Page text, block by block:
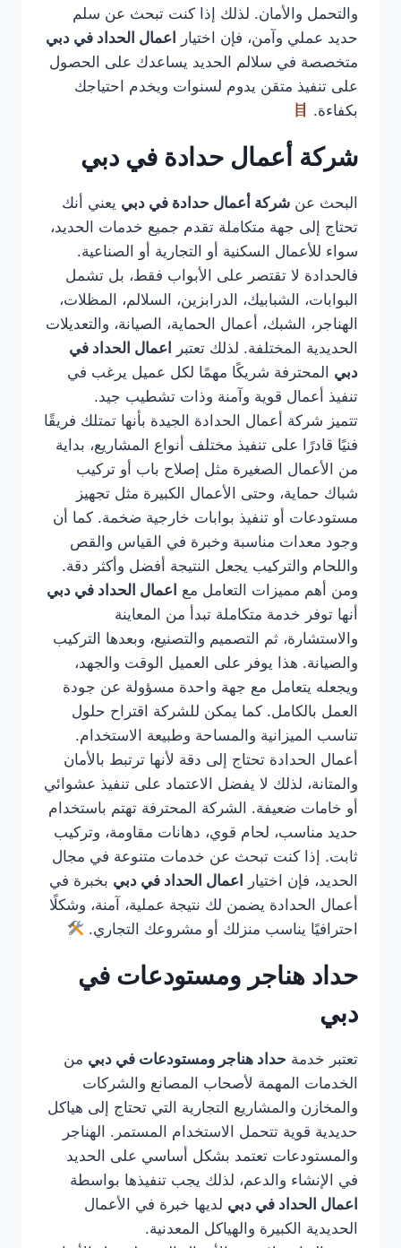
والتحمل والأمان. لذلك إذا كنت تبحث عن سلم
حديد عملي وآمن، فإن اختيار
اعمال الحداد في دبي
متخصصة في سلالم الحديد يساعدك على الحصول
على تنفيذ متقن يدوم لسنوات ويخدم احتياجك
بكفاءة.
شركة أعمال حدادة في دبي
البحث عن شركة أعمال حدادة في دبي يعني أنك
تحتاج إلى جهة متكاملة تقدم جميع خدمات الحديد،
سواء للأعمال السكنية أو التجارية أو الصناعية.
فالحدادة لا تقتصر على الأبواب فقط، بل تشمل
البوابات، الشبابيك، الدرابزين، السلالم، المظلات،
الهناجر، الشبك، أعمال الحماية، الصيانة، والتعديلات
الحديدية المختلفة. لذلك تعتبر
اعمال الحداد في
دبي المحترفة شريكًا مهمًا لكل عميل يرغب في
تنفيذ أعمال قوية وآمنة وذات تشطيب جيد.
تتميز شركة أعمال الحدادة الجيدة بأنها تمتلك فريقًا
فنيًا قادرًا على تنفيذ مختلف أنواع المشاريع، بداية
من الأعمال الصغيرة مثل إصلاح باب أو تركيب
شباك حماية، وحتى الأعمال الكبيرة مثل تجهيز
مستودعات أو تنفيذ بوابات خارجية ضخمة. كما أن
وجود معدات مناسبة وخبرة في القياس والقص
واللحام والتركيب يجعل النتيجة أفضل وأكثر دقة.
ومن أهم مميزات التعامل مع اعمال الحداد في دبي
أنها توفر خدمة متكاملة تبدأ من المعاينة
والاستشارة، ثم التصميم والتصنيع، وبعدها التركيب
والصيانة. هذا يوفر على العميل الوقت والجهد،
ويجعله يتعامل مع جهة واحدة مسؤولة عن جودة
العمل بالكامل. كما يمكن للشركة اقتراح حلول
تناسب الميزانية والمساحة وطبيعة الاستخدام.
أعمال الحدادة تحتاج إلى دقة لأنها ترتبط بالأمان
والمتانة، لذلك لا يفضل الاعتماد على تنفيذ عشوائي
أو خامات ضعيفة. الشركة المحترفة تهتم باستخدام
حديد مناسب، لحام قوي، دهانات مقاومة، وتركيب
ثابت. إذا كنت تبحث عن خدمات متنوعة في مجال
الحديد، فإن اختيار
اعمال الحداد في دبي بخبرة في
أعمال الحدادة يضمن لك نتيجة عملية، آمنة، وشكلًا
احترافيًا يناسب منزلك أو مشروعك التجاري.
حداد هناجر ومستودعات في
دبي
تعتبر خدمة حداد هناجر ومستودعات في دبي من
الخدمات المهمة لأصحاب المصانع والشركات
والمخازن والمشاريع التجارية التي تحتاج إلى هياكل
حديدية قوية تتحمل الاستخدام المستمر. الهناجر
والمستودعات تعتمد بشكل أساسي على الحديد
في الإنشاء والدعم، لذلك يجب تنفيذها بواسطة
اعمال الحداد في دبي لديها خبرة في الأعمال
الحديدية الكبيرة والهياكل المعدنية.